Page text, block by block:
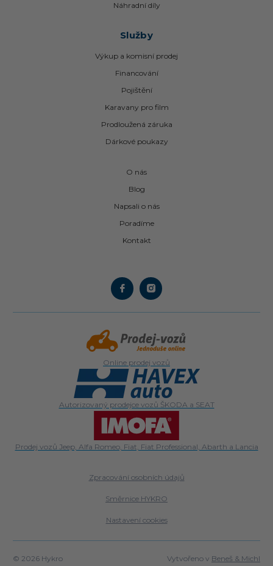
Náhradní díly
Služby
Výkup a komisní prodej
Financování
Pojištění
Karavany pro film
Prodloužená záruka
Dárkové poukazy
O nás
Blog
Napsali o nás
Poradíme
Kontakt
Online prodej vozů
Autorizovaný prodejce vozů ŠKODA a SEAT
Prodej vozů Jeep, Alfa Romeo, Fiat, Fiat Professional, Abarth a Lancia
Zpracování osobních údajů
Směrnice HYKRO
Nastavení cookies
© 2026 Hykro Vytvořeno v Beneš & Michl